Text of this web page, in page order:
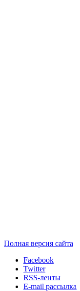
Полная версия сайта
Facebook
Twitter
RSS-ленты
E-mail рассылка